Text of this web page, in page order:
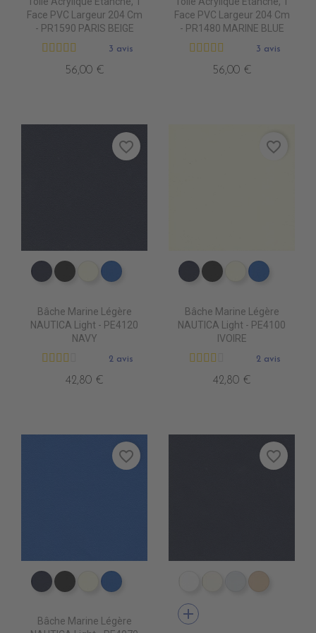
Face PVC Largeur 204 Cm
- PR1590 PARIS BEIGE
3 avis
56,00 €
Face PVC Largeur 204 Cm
- PR1480 MARINE BLUE
3 avis
56,00 €
PE4120 NAVY
PE4130 NOIR
PE4100 IVOIRE
PE4070 ROYAL 2
Bâche Marine Légère
NAUTICA Light - PE4120
NAVY
2 avis
42,80 €
favorite_border
PE4120 NAVY
PE4130 NOIR
PE4100PE4070
Bâche Marine Légère
NAUTICA Light - PE4100
IVOIRE
2 avis
42,80 €
favorite_border
PE4120 NAVY
PE4130 NOIR
PE4100 IVOIRE
PE4070 ROYAL 2
Bâche Marine Légère
favorite_border
PE4210 BLANC
PE4220 CREME
PE4240 GRIS
add
favorite_border